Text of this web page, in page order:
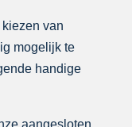
van
mogelijk te
handige
aangesloten